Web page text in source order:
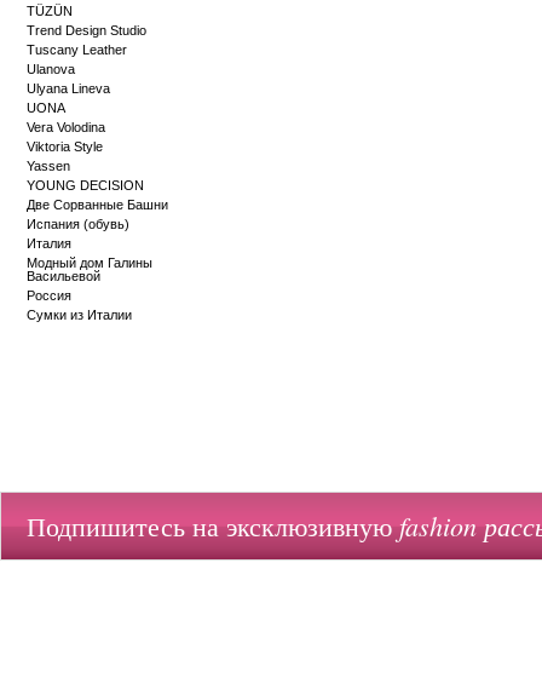
TÜZÜN
Trend Design Studio
Tuscany Leather
Ulanova
Ulyana Lineva
UONA
Vera Volodina
Viktoria Style
Yassen
YOUNG DECISION
Две Сорванные Башни
Испания (обувь)
Италия
Модный дом Галины
Васильевой
Россия
Сумки из Италии
Подпишитесь на эксклюзивнуюfashion